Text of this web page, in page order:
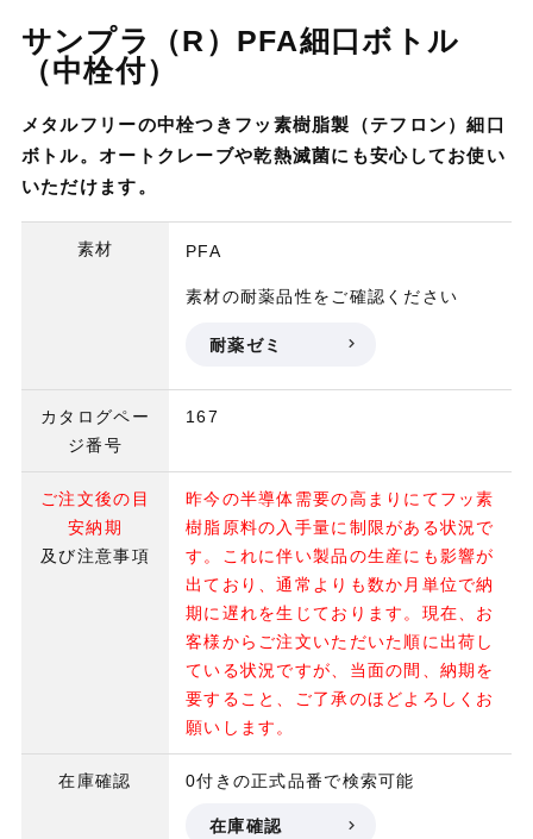
サンプラ（R）PFA細口ボトル
（中栓付）
メタルフリーの中栓つきフッ素樹脂製（テフロン）細口
ボトル。オートクレーブや乾熱滅菌にも安心してお使い
いただけます。
素材 PFA
素材の耐薬品性をご確認ください
耐薬ゼミ
カタログペー
ジ番号
167
ご注文後の目
安納期
及び注意事項
昨今の半導体需要の高まりにてフッ素
樹脂原料の入手量に制限がある状況で
す。これに伴い製品の生産にも影響が
出ており、通常よりも数か月単位で納
期に遅れを生じております。現在、お
客様からご注文いただいた順に出荷し
ている状況ですが、当面の間、納期を
要すること、ご了承のほどよろしくお
願いします。
在庫確認 0付きの正式品番で検索可能
在庫確認